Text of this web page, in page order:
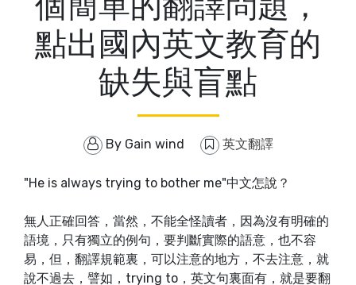
點出國內英文教育的
缺失與盲點
By Gain wind 英文翻譯
"He is always trying to bother me"中文怎說？
無人正確回答，當然，不能全怪讀者，因為沒有明確的
語境，只有獨立的例句，要判斷實際的語意，也不容
易，但，翻譯規範裏，可以注意的地方，不去注意，就
說不過去，譬如，trying to，英文句裏面有，就是要翻